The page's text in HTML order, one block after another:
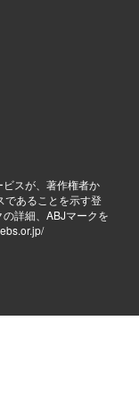
スが、著作権者か
であることを示す登
詳細、ABJマークを